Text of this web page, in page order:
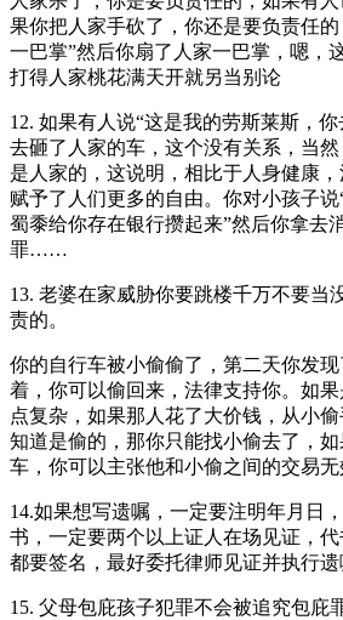
果你把人家手砍了，你还是要负责任
一巴掌”然后你扇了人家一巴掌，嗯，
打得人家桃花满天开就另当别论
12. 如果有人说“这是我的劳斯莱斯，
去砸了人家的车，这个没有关系，当
是人家的，这说明，相比于人身健康
赋予了人们更多的自由。你对小孩子说
蜀黍给你存在银行攒起来”然后你拿去
罪……
13. 老婆在家威胁你要跳楼千万不要当
责的。
你的自行车被小偷偷了，第二天你发
着，你可以偷回来，法律支持你。如
点复杂，如果那人花了大价钱，从小
知道是偷的，那你只能找小偷去了，
车，你可以主张他和小偷之间的交易无
14.如果想写遗嘱，一定要注明年月日
书，一定要两个以上证人在场见证，
都要签名，最好委托律师见证并执行遗
15. 父母包庇孩子犯罪不会被追究包庇